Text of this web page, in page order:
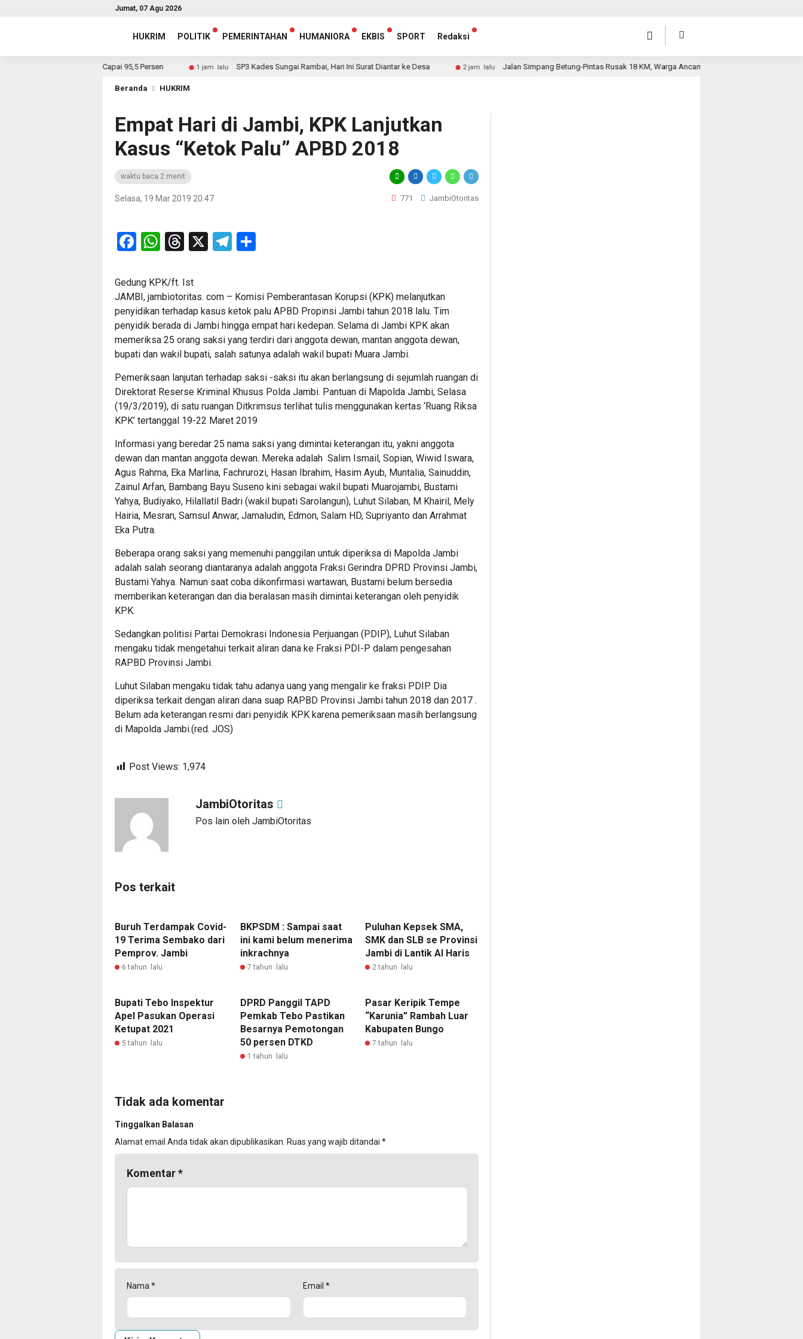
Jumat, 07 Agu 2026
HUKRIM POLITIK PEMERINTAHAN HUMANIORA EKBIS SPORT Redaksi
Laporan, Capai 95,5 Persen 1 jam lalu SP3 Kades Sungai Rambai, Hari Ini Surat Diantar ke Desa 2 jam lalu Jalan Simpang Betung-Pintas Rusak 18 KM, Warga Ancam Aksi Besar Jika Tak Dianggarkan di
Beranda HUKRIM
Empat Hari di Jambi, KPK Lanjutkan
Kasus “Ketok Palu” APBD 2018
waktu baca 2 menit
Selasa, 19 Mar 2019 20:47 771 JambiOtoritas
Facebook
WhatsApp
Threads
X Telegram
Gedung KPK/ft. Ist
JAMBI, jambiotoritas. com – Komisi Pemberantasan Korupsi (KPK) melanjutkan
penyidikan terhadap kasus ketok palu APBD Propinsi Jambi tahun 2018 lalu. Tim
penyidik berada di Jambi hingga empat hari kedepan. Selama di Jambi KPK akan
memeriksa 25 orang saksi yang terdiri dari anggota dewan, mantan anggota dewan,
bupati dan wakil bupati, salah satunya adalah wakil bupati Muara Jambi.
Pemeriksaan lanjutan terhadap saksi -saksi itu akan berlangsung di sejumlah ruangan di
Direktorat Reserse Kriminal Khusus Polda Jambi. Pantuan di Mapolda Jambi, Selasa
(19/3/2019), di satu ruangan Ditkrimsus terlihat tulis menggunakan kertas ‘Ruang Riksa
KPK’ tertanggal 19-22 Maret 2019
Informasi yang beredar 25 nama saksi yang dimintai keterangan itu, yakni anggota
dewan dan mantan anggota dewan. Mereka adalah Salim Ismail, Sopian, Wiwid Iswara,
Agus Rahma, Eka Marlina, Fachrurozi, Hasan Ibrahim, Hasim Ayub, Muntalia, Sainuddin,
Zainul Arfan, Bambang Bayu Suseno kini sebagai wakil bupati Muarojambi, Bustami
Yahya, Budiyako, Hilallatil Badri (wakil bupati Sarolangun), Luhut Silaban, M Khairil, Mely
Hairia, Mesran, Samsul Anwar, Jamaludin, Edmon, Salam HD, Supriyanto dan Arrahmat
Eka Putra.
Beberapa orang saksi yang memenuhi panggilan untuk diperiksa di Mapolda Jambi
adalah salah seorang diantaranya adalah anggota Fraksi Gerindra DPRD Provinsi Jambi,
Bustami Yahya. Namun saat coba dikonfirmasi wartawan, Bustami belum bersedia
memberikan keterangan dan dia beralasan masih dimintai keterangan oleh penyidik
KPK.
Sedangkan politisi Partai Demokrasi Indonesia Perjuangan (PDIP), Luhut Silaban
mengaku tidak mengetahui terkait aliran dana ke Fraksi PDI-P dalam pengesahan
RAPBD Provinsi Jambi.
Luhut Silaban mengaku tidak tahu adanya uang yang mengalir ke fraksi PDIP. Dia
diperiksa terkait dengan aliran dana suap RAPBD Provinsi Jambi tahun 2018 dan 2017 .
Belum ada keterangan resmi dari penyidik KPK karena pemeriksaan masih berlangsung
di Mapolda Jambi.(red. JOS)
Post Views: 1,974
JambiOtoritas
Pos lain oleh JambiOtoritas
Pos terkait
Buruh Terdampak Covid-
19 Terima Sembako dari
Pemprov. Jambi
6 tahun lalu
BKPSDM : Sampai saat
ini kami belum menerima
inkrachnya
7 tahun lalu
Puluhan Kepsek SMA,
SMK dan SLB se Provinsi
Jambi di Lantik Al Haris
2 tahun lalu
Bupati Tebo Inspektur
Apel Pasukan Operasi
Ketupat 2021
5 tahun lalu
DPRD Panggil TAPD
Pemkab Tebo Pastikan
Besarnya Pemotongan
50 persen DTKD
1 tahun lalu
Pasar Keripik Tempe
“Karunia” Rambah Luar
Kabupaten Bungo
7 tahun lalu
Tidak ada komentar
Tinggalkan Balasan
Alamat email Anda tidak akan dipublikasikan. Ruas yang wajib ditandai *
Komentar*
Nama * Email *